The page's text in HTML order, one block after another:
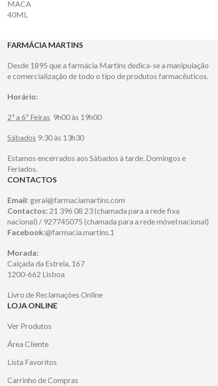
FARMÁCIA MARTINS
Desde 1895 que a farmácia Martins dedica-se a manipulação
e comercialização de todo o tipo de produtos farmacêuticos.
Horário:
2ª a 6ª Feiras 9h00 às 19h00
Sábados 9:30 às 13h30
Estamos encerrados aos Sábados à tarde, Domingos e
Feriados.
CONTACTOS
Email: geral@farmaciamartins.com
Contactos: 21 396 08 23 (chamada para a rede fixa
nacional) / 927745075 (chamada para a rede móvel nacional)
Facebook:@farmacia.martins.1
Morada:
Calçada da Estrela, 167
1200-662 Lisboa
Livro de Reclamações Online
LOJA ONLINE
Ver Produtos
Área Cliente
Lista Favoritos
Carrinho de Compras